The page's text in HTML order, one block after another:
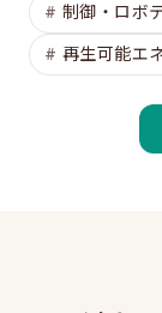
所属学生の声
進路・博士に
費用/経済的
制御・ロボ
再生可能エ